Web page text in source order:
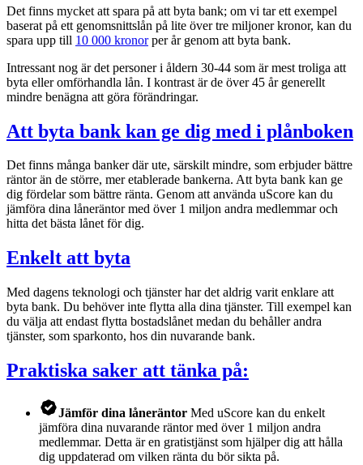
Det finns mycket att spara på att byta bank; om vi tar ett exempel
baserat på ett genomsnittslån på lite över tre miljoner kronor, kan du
spara upp till 10 000 kronorper år genom att byta bank.
Intressant nog är det personer i åldern 30-44 som är mest troliga att
byta eller omförhandla lån. I kontrast är de över 45 år generellt
mindre benägna att göra förändringar.
Att byta bank kan ge dig med i plånboken
Det finns många banker där ute, särskilt mindre, som erbjuder bättre
räntor än de större, mer etablerade bankerna. Att byta bank kan ge
dig fördelar som bättre ränta. Genom att använda uScore kan du
jämföra dina låneräntor med över 1 miljon andra medlemmar och
hitta det bästa lånet för dig.
Enkelt att byta
Med dagens teknologi och tjänster har det aldrig varit enklare att
byta bank. Du behöver inte flytta alla dina tjänster. Till exempel kan
du välja att endast flytta bostadslånet medan du behåller andra
tjänster, som sparkonto, hos din nuvarande bank.
Praktiska saker att tänka på:
Jämför dina låneräntor Med uScore kan du enkelt
jämföra dina nuvarande räntor med över 1 miljon andra
medlemmar. Detta är en gratistjänst som hjälper dig att hålla
dig uppdaterad om vilken ränta du bör sikta på.